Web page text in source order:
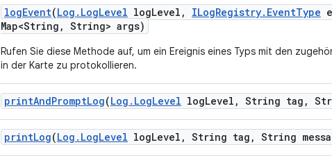
logEvent(Log . LogLevel logLevel , ILogRegistry. EventType
Map<String , String> args)
Rufen Sie diese Methode auf, um ein Ereignis eines Typs mit den
in der Karte zu protokollieren.
printAndPromptLog(Log . LogLevel logLevel , String tag ,
printLog(Log . LogLevel logLevel , String tag , String